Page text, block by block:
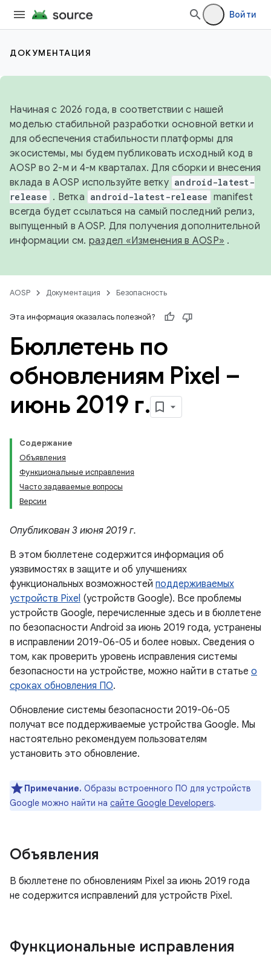
Войти
ДОКУМЕНТАЦИЯ
Начиная с 2026 года, в соответствии с нашей
моделью стабильной разработки основной ветки и
для обеспечения стабильности платформы для
экосистемы, мы будем публиковать исходный код в
AOSP во 2-м и 4-м кварталах. Для сборки и внесения
вклада в AOSP используйте ветку android-latest-
release . Ветка android-latest-release manifest
всегда будет ссылаться на самый последний релиз,
выпущенный в AOSP. Для получения дополнительной
информации см. раздел «Изменения в AOSP» .
AOSP Документация Безопасность
Эта информация оказалась полезной?
Бюллетень по
обновлениям Pixel –
июнь 2019 г.
Содержание
Объявления
Функциональные исправления
Часто задаваемые вопросы
Версии
Опубликован 3 июня 2019 г.
В этом бюллетене содержится информация об
уязвимостях в защите и об улучшениях
функциональных возможностей поддерживаемых
устройств Pixel (устройств Google). Все проблемы
устройств Google, перечисленные здесь и в бюллетене
по безопасности Android за июнь 2019 года, устранены
в исправлении 2019-06-05 и более новых. Сведения о
том, как проверить уровень исправления системы
безопасности на устройстве, можно найти в статье о
сроках обновления ПО.
Обновление системы безопасности 2019-06-05
получат все поддерживаемые устройства Google. Мы
настоятельно рекомендуем пользователям
установить это обновление.
Примечание. Образы встроенного ПО для устройств
Google можно найти на сайте Google Developers.
Объявления
В бюллетене по обновлениям Pixel за июнь 2019 года
не содержится исправлений для устройств Pixel.
Функциональные исправления